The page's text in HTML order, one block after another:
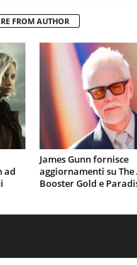
FROM AUTHOR
ad
James Gunn fornisce
aggiornamenti su
Booster Gold e